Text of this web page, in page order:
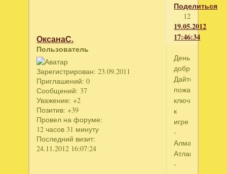
Поделиться
12
19.05.2012
17:46:34
ОксанаС.
Пользователь
Зарегистрирован: 23.09.2011
Приглашений: 0
Сообщений: 37
Уважение: +2
Позитив: +39
Провел на форуме:
12 часов 31 минуту
Последний визит:
24.11.2012 16:07:24
День
добрый.
Дайте
пожал.
ключик
к
игре
-
Алмаз
Атлантиды
-